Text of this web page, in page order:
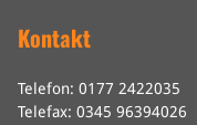
Kontakt
Telefon: 0177 2422035
Telefax: 0345 96394026